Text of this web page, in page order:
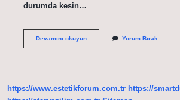
durumda kesin…
Devamını okuyunImam
Yorum Bırak
https://www.estetikforum.com.tr https://